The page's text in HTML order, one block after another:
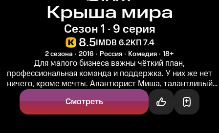
Крыша мира
Сезон 1 · 9 серия
8.5IMDB 6.2КП 7.4
2 сезона 2016 Россия Комедия 18+
Для малого бизнеса важны чёткий план,
профессиональная команда и поддержка. У них же нет
ничего, кроме мечты. Авантюрист Миша, талантливый
дизайнер Оля и Ярослав, хозяин...
Смотреть